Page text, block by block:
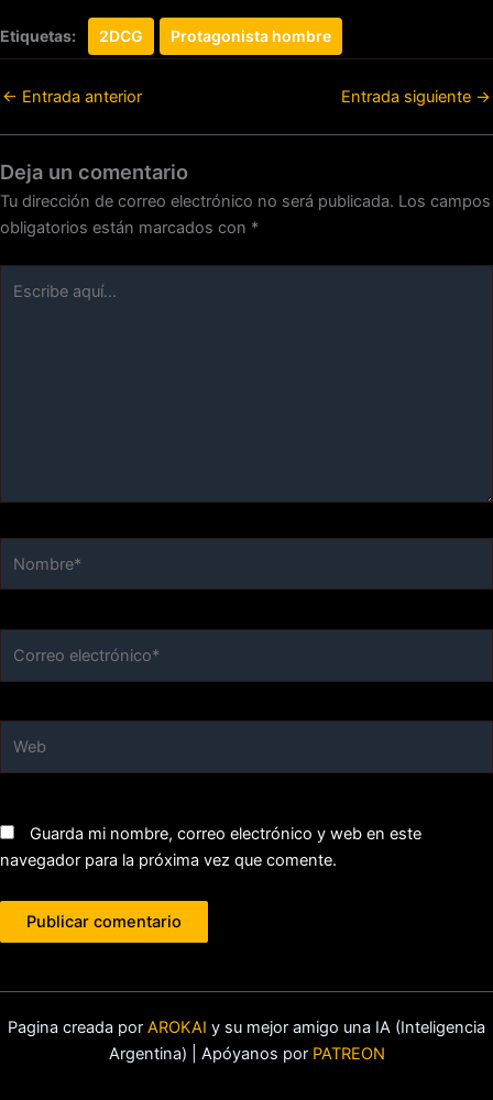
Etiquetas: 2DCG Protagonista hombre
← Entrada anterior Entrada siguiente →
Deja un comentario
Tu dirección de correo electrónico no será publicada. Los campos
obligatorios están marcados con *
aquí...
electrónico*
Guarda mi nombre, correo electrónico y web en este
navegador para la próxima vez que comente.
Pagina creada por AROKAI y su mejor amigo una IA (Inteligencia
Argentina) | Apóyanos por PATREON